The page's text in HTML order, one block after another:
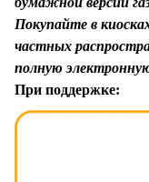
Покупайте в
частных
полную
При поддержке: